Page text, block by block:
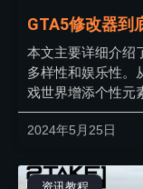
GTA5修改器到
本文主要详细介绍
多样性和娱乐性。
戏世界增添个性元
2024年5月25日